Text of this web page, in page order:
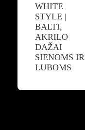
WHITE
STYLE |
BALTI,
AKRILO
DAŽAI
SIENOMS IR
LUBOMS